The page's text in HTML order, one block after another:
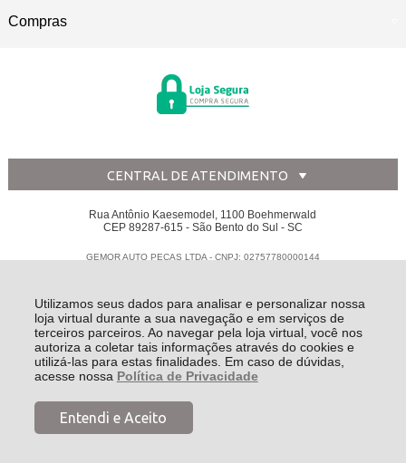
Utilizamos seus dados para analisar e personalizar nossa
loja virtual durante a sua navegação e em serviços de
terceiros parceiros. Ao navegar pela loja virtual, você nos
autoriza a coletar tais informações através do cookies e
utilizá-las para estas finalidades. Em caso de dúvidas,
acesse nossa Política de Privacidade
Entendi e Aceito
Compras
CENTRAL DE ATENDIMENTO
Rua Antônio Kaesemodel, 1100 Boehmerwald
CEP 89287-615 - São Bento do Sul - SC
GEMOR AUTO PECAS LTDA - CNPJ: 02757780000144